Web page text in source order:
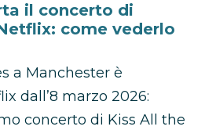
il concerto di
come vederlo
a Manchester è
dall’8 marzo 2026:
concerto di Kiss All the